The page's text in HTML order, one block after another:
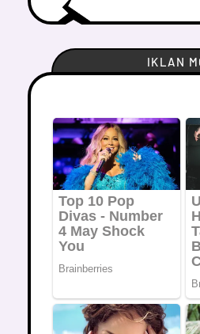
IKLAN